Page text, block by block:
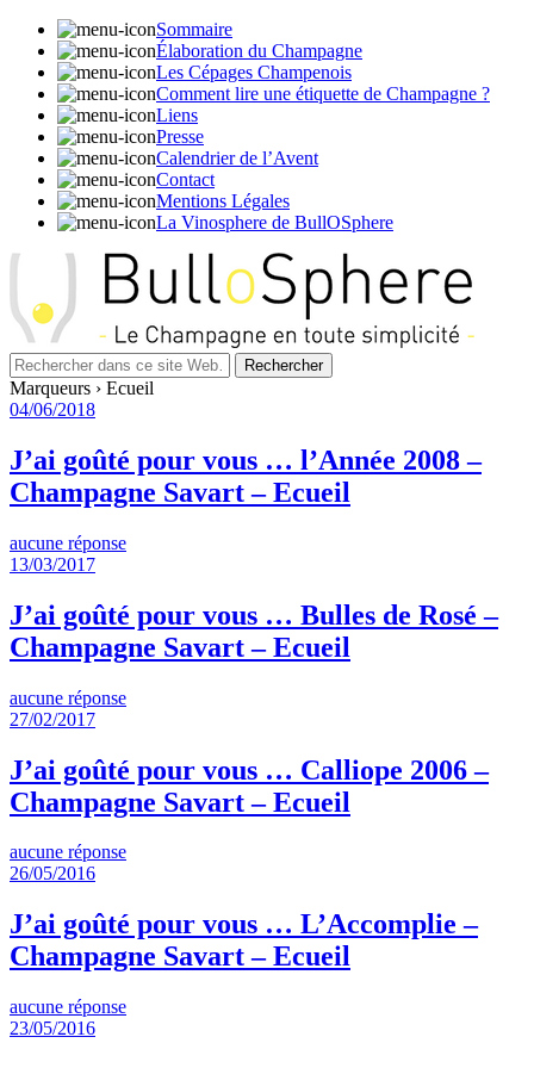
Sommaire
Élaboration du Champagne
Les Cépages Champenois
Comment lire une étiquette de Champagne ?
Liens
Presse
Calendrier de l’Avent
Contact
Mentions Légales
La Vinosphere de BullOSphere
Marqueurs › Ecueil
04/06/2018
J’ai goûté pour vous … l’Année 2008 –
Champagne Savart – Ecueil
aucune réponse
13/03/2017
J’ai goûté pour vous … Bulles de Rosé –
Champagne Savart – Ecueil
aucune réponse
27/02/2017
J’ai goûté pour vous … Calliope 2006 –
Champagne Savart – Ecueil
aucune réponse
26/05/2016
J’ai goûté pour vous … L’Accomplie –
Champagne Savart – Ecueil
aucune réponse
23/05/2016